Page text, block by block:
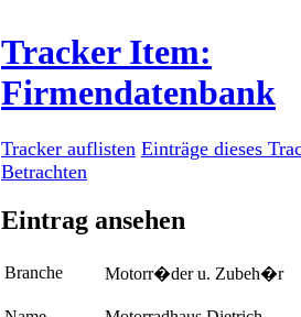
Tracker Item:
Firmendatenbank
Tracker auflisten Einträge dieses
Betrachten
Eintrag ansehen
Branche Motorr�der u. Zubeh�r